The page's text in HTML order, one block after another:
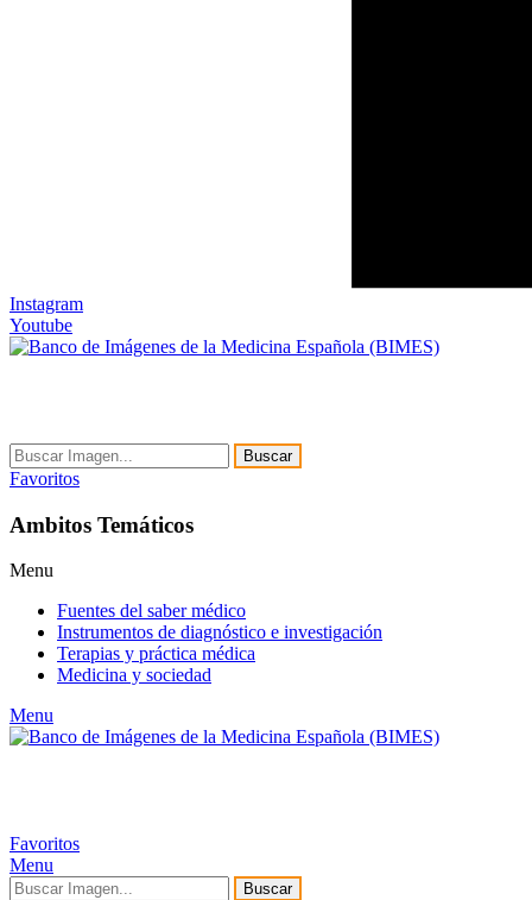
Instagram
Youtube
Buscar
Favoritos
Ambitos Temáticos
Menu
Fuentes del saber médico
Instrumentos de diagnóstico e investigación
Terapias y práctica médica
Medicina y sociedad
Menu
Favoritos
Menu
Buscar